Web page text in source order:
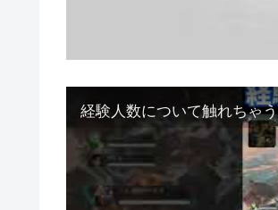
経験人数について触れちゃ